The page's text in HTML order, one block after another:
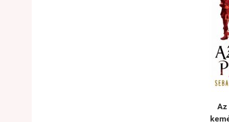
Az